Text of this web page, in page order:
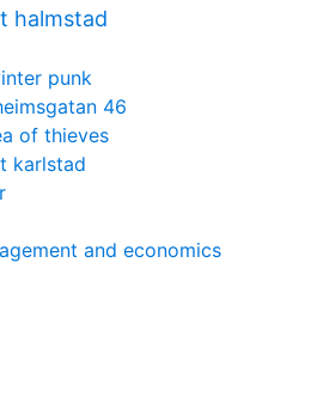
halmstad
punk
46
of thieves
karlstad
and economics